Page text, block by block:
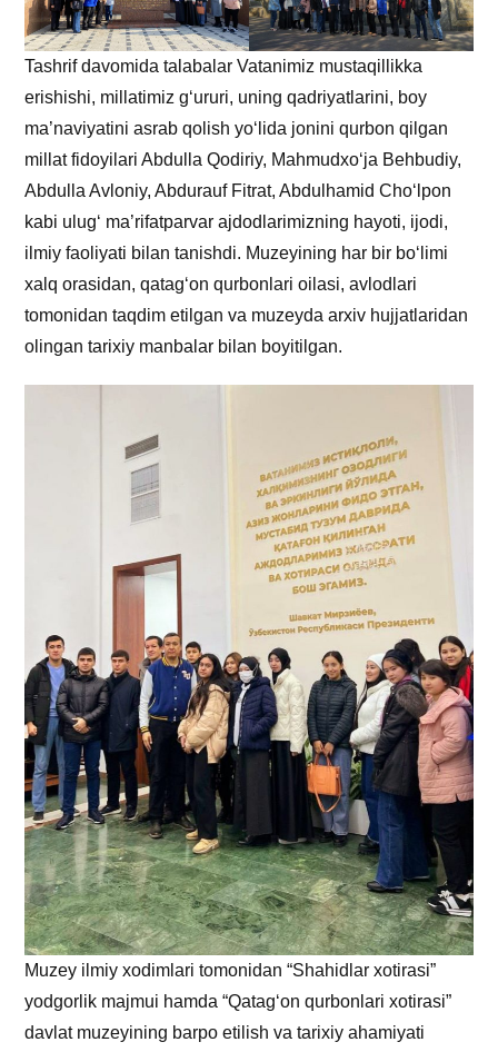
Tashrif davomida talabalar Vatanimiz mustaqillikka
erishishi, millatimiz g‘ururi, uning qadriyatlarini, boy
ma’naviyatini asrab qolish yo‘lida jonini qurbon qilgan
millat fidoyilari Abdulla Qodiriy, Mahmudxo‘ja Behbudiy,
Abdulla Avloniy, Abdurauf Fitrat, Abdulhamid Cho‘lpon
kabi ulug‘ ma’rifatparvar ajdodlarimizning hayoti, ijodi,
ilmiy faoliyati bilan tanishdi. Muzeyining har bir bo‘limi
xalq orasidan, qatag‘on qurbonlari oilasi, avlodlari
tomonidan taqdim etilgan va muzeyda arxiv hujjatlaridan
olingan tarixiy manbalar bilan boyitilgan.
Muzey ilmiy xodimlari tomonidan “Shahidlar xotirasi”
yodgorlik majmui hamda “Qatag‘on qurbonlari xotirasi”
davlat muzeyining barpo etilish va tarixiy ahamiyati